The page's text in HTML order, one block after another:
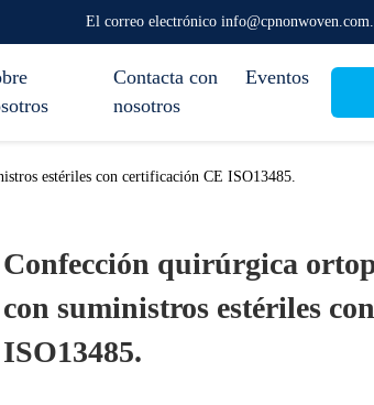
El correo electrónico
Contacta con
nosotros
Eventos
estériles con certificación CE ISO13485.
Confección quirúrgica
con suministros estériles
ISO13485.